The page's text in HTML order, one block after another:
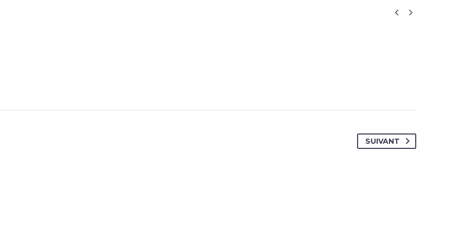
 
SUIVANT